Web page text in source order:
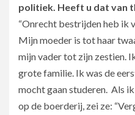
politiek. Heeft u dat van
“Onrecht bestrijden heb ik
Mijn moeder is tot haar
mijn vader tot zijn zestien.
grote familie. Ik was de
mocht gaan studeren. Als
op de boerderij, zei ze: